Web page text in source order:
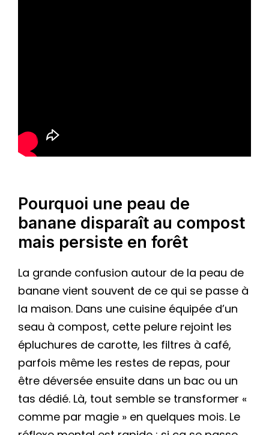
Pourquoi une peau de
banane disparaît au compost
mais persiste en forêt
La grande confusion autour de la peau de
banane vient souvent de ce qui se passe à
la maison. Dans une cuisine équipée d’un
seau à compost, cette pelure rejoint les
épluchures de carotte, les filtres à café,
parfois même les restes de repas, pour
être déversée ensuite dans un bac ou un
tas dédié. Là, tout semble se transformer «
comme par magie » en quelques mois. Le